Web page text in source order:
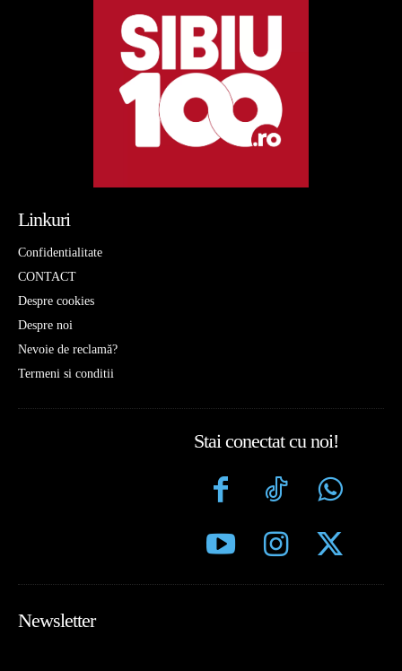
Linkuri
Confidentialitate
CONTACT
Despre cookies
Despre noi
Nevoie de reclamă?
Termeni si conditii
Stai conectat cu noi!
Newsletter